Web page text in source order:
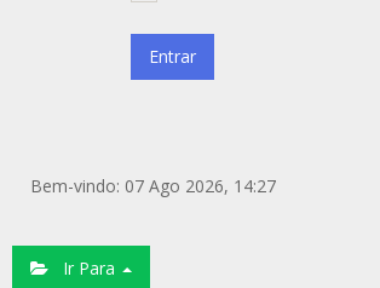
Bem-vindo: 07 Ago 2026, 14:27
Ir Para